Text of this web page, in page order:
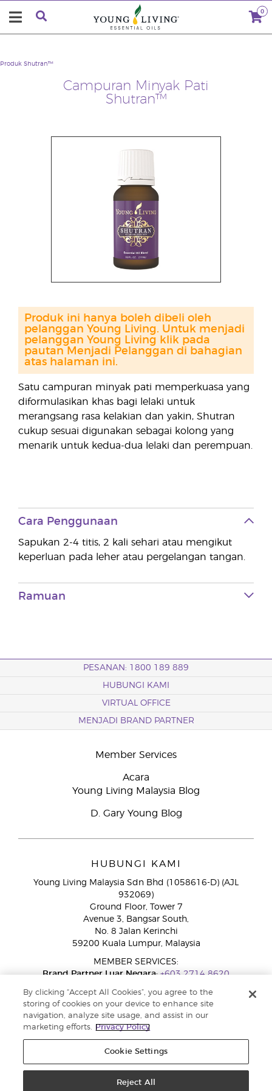
0
Campuran Minyak Pati
Shutran™
Produk Shutran™
Satu campuran minyak pati memperkuasa yang
diformulasikan khas bagi lelaki untuk
merangsang rasa kelakian dan yakin, Shutran
cukup sesuai digunakan sebagai kolong yang
menarik untuk kedua-dua lelaki dan perempuan.
Produk ini hanya boleh dibeli oleh
pelanggan Young Living. Untuk menjadi
pelanggan Young Living klik pada
pautan Menjadi Pelanggan di bahagian
atas halaman ini.
Cara Penggunaan
Sapukan 2-4 titis, 2 kali sehari atau mengikut
keperluan pada leher atau pergelangan tangan.
Ramuan
PESANAN: 1800 189 889
HUBUNGI KAMI
VIRTUAL OFFICE
MENJADI BRAND PARTNER
Member Services
Acara
Young Living Malaysia Blog
D. Gary Young Blog
HUBUNGI KAMI
Young Living Malaysia Sdn Bhd (1058616-D) (AJL
932069)
Ground Floor, Tower 7
Avenue 3, Bangsar South,
No. 8 Jalan Kerinchi
59200 Kuala Lumpur, Malaysia
MEMBER SERVICES:
Brand Partner Luar Negara:+603 2714 8620
WhatsApp:
+60 15 4600 0691
By clicking “Accept All Cookies”, you agree to the
storing of cookies on your device to enhance site
navigation, analyze site usage, and assist in our
marketing efforts.
Privacy Policy
Cookie Settings
Reject All